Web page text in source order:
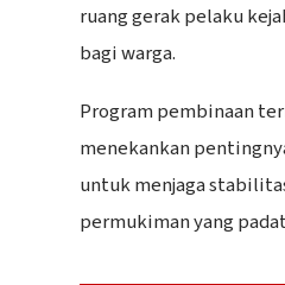
ruang gerak pelaku
bagi warga.
Program pembinaan
menekankan
untuk menjaga
permukiman yang